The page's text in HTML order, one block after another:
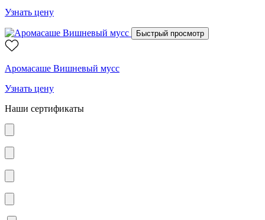
Узнать цену
Быстрый просмотр
Аромасаше Вишневый мусс
Узнать цену
Наши сертификаты